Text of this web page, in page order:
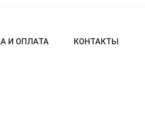
И ОПЛАТА КОНТАКТЫ